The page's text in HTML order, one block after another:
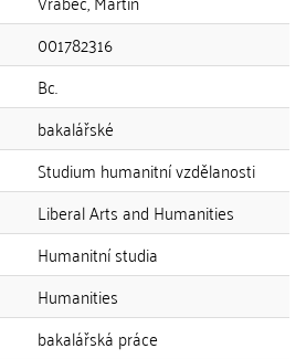
001782316
Bc.
bakalářské
Studium humanitní vzdělanosti
Liberal Arts and Humanities
Humanitní studia
Humanities
bakalářská práce